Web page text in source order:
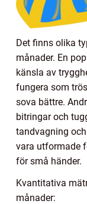
Det finns olika
månader. En
känsla av
fungera som
sova bättre.
bitringar och
tandvagning
vara utformade
för små händer.
Kvantitativa
månader: